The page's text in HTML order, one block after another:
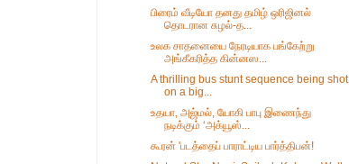
பிரைம் வீடியோ தனது தமிழ் ஒரிஜினல்
தொடரான ​​சுழல்-த...
உலக சாதனையை நேரடியாக பங்கேற்று
அங்கீகரித்த கின்னஸ...
A thrilling bus stunt sequence being shot
on a big...
உதயா, அஜ்மல், யோகி பாபு இணைந்து
நடிக்கும் ‘அக்யூஸ்...
கூரன் 'படத்தைப் பாராட்டிய பார்த்திபன்!